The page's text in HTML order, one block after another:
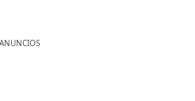
ANUNCIOS